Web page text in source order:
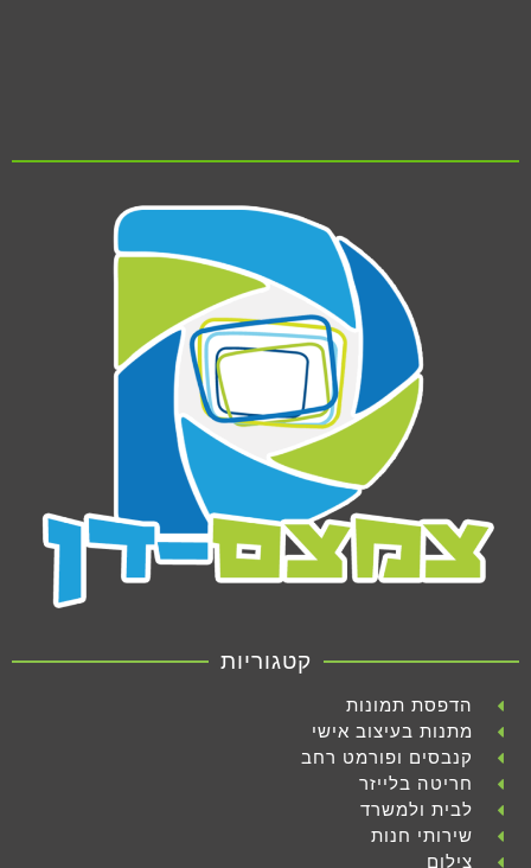
קטגוריות
הדפסת תמונות
מתנות בעיצוב אישי
קנבסים ופורמט רחב
חריטה בלייזר
לבית ולמשרד
שירותי חנות
צילום